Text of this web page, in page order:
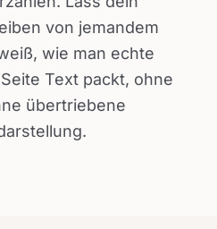
von jemandem
wie man echte
Text packt, ohne
übertriebene